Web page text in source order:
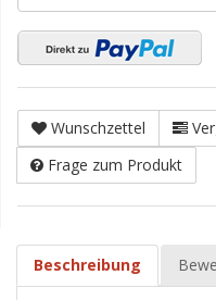
Wunschzettel
Frage zum Produkt
Beschreibung